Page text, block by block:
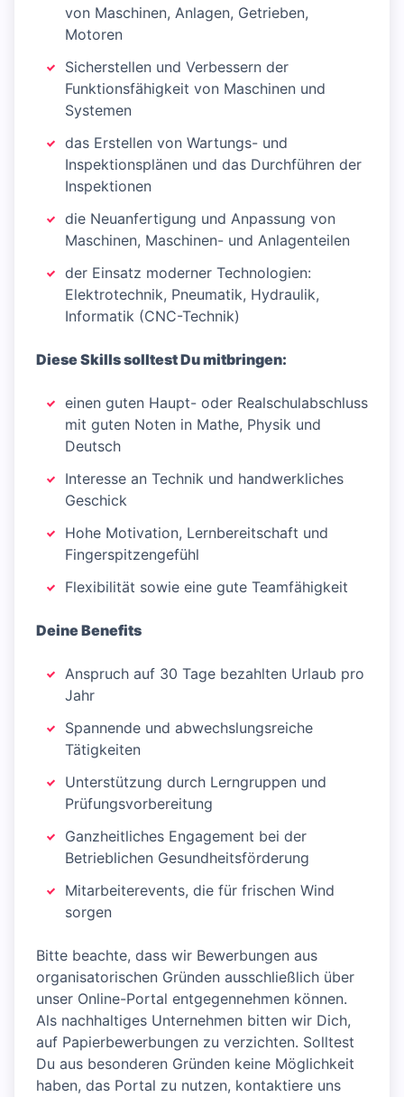
von Maschinen, Anlagen, Getrieben,
Motoren
Sicherstellen und Verbessern der
Funktionsfähigkeit von Maschinen und
Systemen
das Erstellen von Wartungs- und
Inspektionsplänen und das Durchführen der
Inspektionen
die Neuanfertigung und Anpassung von
Maschinen, Maschinen- und Anlagenteilen
der Einsatz moderner Technologien:
Elektrotechnik, Pneumatik, Hydraulik,
Informatik (CNC-Technik)
Diese Skills solltest Du mitbringen:
einen guten Haupt- oder Realschulabschluss
mit guten Noten in Mathe, Physik und
Deutsch
Interesse an Technik und handwerkliches
Geschick
Hohe Motivation, Lernbereitschaft und
Fingerspitzengefühl
Flexibilität sowie eine gute Teamfähigkeit
Deine Benefits
Anspruch auf 30 Tage bezahlten Urlaub pro
Jahr
Spannende und abwechslungsreiche
Tätigkeiten
Unterstützung durch Lerngruppen und
Prüfungsvorbereitung
Ganzheitliches Engagement bei der
Betrieblichen Gesundheitsförderung
Mitarbeiterevents, die für frischen Wind
sorgen
Bitte beachte, dass wir Bewerbungen aus
organisatorischen Gründen ausschließlich über
unser Online-Portal entgegennehmen können.
Als nachhaltiges Unternehmen bitten wir Dich,
auf Papierbewerbungen zu verzichten. Solltest
Du aus besonderen Gründen keine Möglichkeit
haben, das Portal zu nutzen, kontaktiere uns